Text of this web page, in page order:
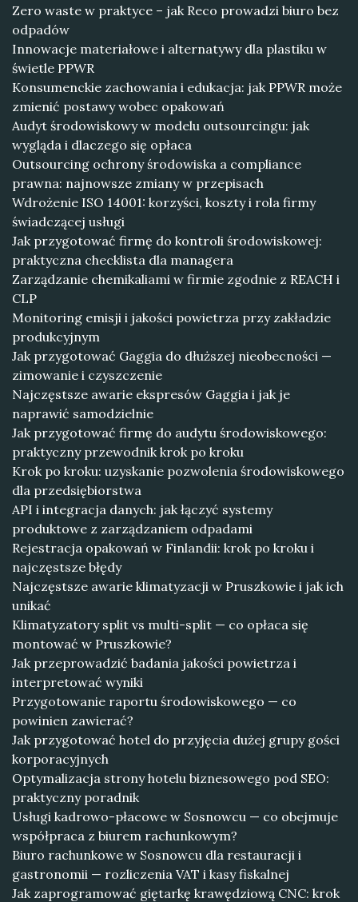
Zero waste w praktyce – jak Reco prowadzi biuro bez
odpadów
Innowacje materiałowe i alternatywy dla plastiku w
świetle PPWR
Konsumenckie zachowania i edukacja: jak PPWR może
zmienić postawy wobec opakowań
Audyt środowiskowy w modelu outsourcingu: jak
wygląda i dlaczego się opłaca
Outsourcing ochrony środowiska a compliance
prawna: najnowsze zmiany w przepisach
Wdrożenie ISO 14001: korzyści, koszty i rola firmy
świadczącej usługi
Jak przygotować firmę do kontroli środowiskowej:
praktyczna checklista dla managera
Zarządzanie chemikaliami w firmie zgodnie z REACH i
CLP
Monitoring emisji i jakości powietrza przy zakładzie
produkcyjnym
Jak przygotować Gaggia do dłuższej nieobecności —
zimowanie i czyszczenie
Najczęstsze awarie ekspresów Gaggia i jak je
naprawić samodzielnie
Jak przygotować firmę do audytu środowiskowego:
praktyczny przewodnik krok po kroku
Krok po kroku: uzyskanie pozwolenia środowiskowego
dla przedsiębiorstwa
API i integracja danych: jak łączyć systemy
produktowe z zarządzaniem odpadami
Rejestracja opakowań w Finlandii: krok po kroku i
najczęstsze błędy
Najczęstsze awarie klimatyzacji w Pruszkowie i jak ich
unikać
Klimatyzatory split vs multi-split — co opłaca się
montować w Pruszkowie?
Jak przeprowadzić badania jakości powietrza i
interpretować wyniki
Przygotowanie raportu środowiskowego — co
powinien zawierać?
Jak przygotować hotel do przyjęcia dużej grupy gości
korporacyjnych
Optymalizacja strony hotelu biznesowego pod SEO:
praktyczny poradnik
Usługi kadrowo-płacowe w Sosnowcu — co obejmuje
współpraca z biurem rachunkowym?
Biuro rachunkowe w Sosnowcu dla restauracji i
gastronomii — rozliczenia VAT i kasy fiskalnej
Jak zaprogramować giętarkę krawędziową CNC: krok